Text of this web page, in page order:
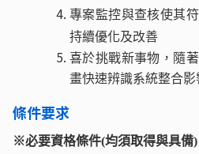
專案監控與查核使其
持續優化及改善
喜於挑戰新事物，隨
畫快速辨識系統整合
條件要求
※必要資格條件(均須取得與具備)